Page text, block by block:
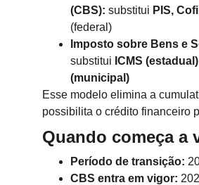
(CBS): substitui PIS,
(federal)
Imposto sobre Bens e
substitui ICMS (estadual)
(municipal)
Esse modelo elimina a
possibilita o crédito financeiro
Quando começa a
Período de transição:
CBS entra em vigor: